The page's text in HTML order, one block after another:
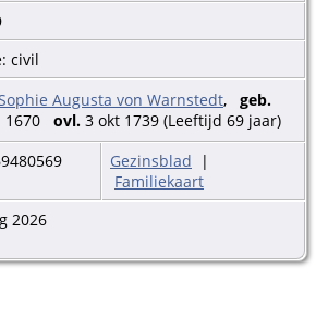
civil
Augusta von Warnstedt, geb.
1670 ovl. 3 okt 1739 (Leeftijd 69 jaar)
Gezinsblad |
Familiekaart
2026